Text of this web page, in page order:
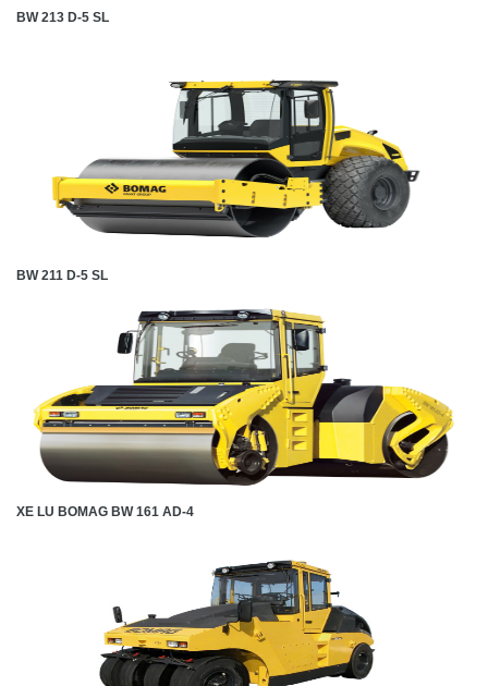
BW 213 D-5 SL
BW 211 D-5 SL
XE LU BOMAG BW 161 AD-4